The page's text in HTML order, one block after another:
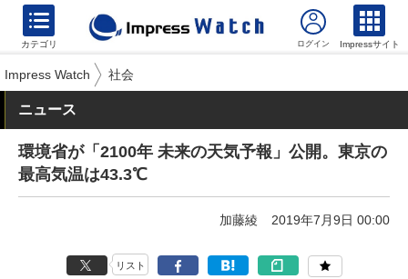
カテゴリ Impressサイト
Impress Watch 社会
ニュース
環境省が「2100年 未来の天気予報」公開。東京の
最高気温は43.3℃
加藤綾 2019年7月9日 00:00
リスト